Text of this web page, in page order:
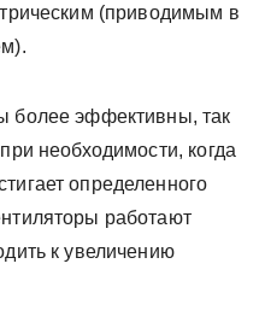
(приводимым в
более эффективны, так
необходимости, когда
определенного
работают
к увеличению